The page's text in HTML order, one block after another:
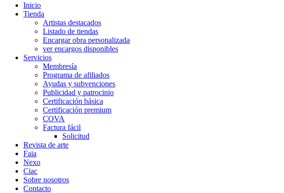
Inicio
Tienda
Artistas destacados
Listado de tiendas
Encargar obra personalizada
ver encargos disponibles
Servicios
Membresía
Programa de afiliados
Ayudas y subvenciones
Publicidad y patrocinio
Certificación básica
Certificación premium
COVA
Factura fácil
Solicitud
Revista de arte
Faia
Nexo
Ciac
Sobre nosotros
Contacto